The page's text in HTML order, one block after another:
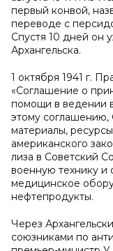
первый конвой,
переводе с
Спустя 10 дней он
Архангельска.
1 октября 1941 г.
«Соглашение о
помощи в ведении
этому соглашению,
материалы,
американского
лиза в Советский
военную технику и
медицинское
нефтепродукты.
Через
союзниками по